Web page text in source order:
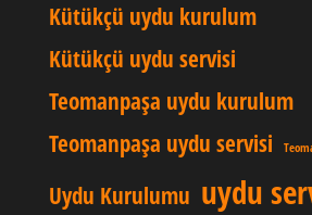
Kütükçü uydu kurulum
Kütükçü uydu servisi
Teomanpaşa uydu kurulum
Teomanpaşa uydu servisi
Uydu Kurulumu uydu